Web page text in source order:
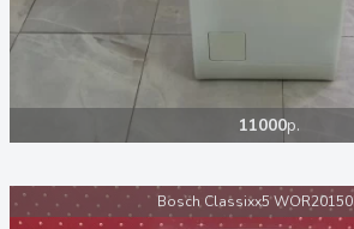
11000р.
Bosch Classixx5